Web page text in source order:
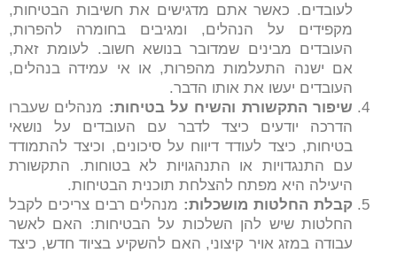
לעובדים. כאשר אתם מדגישים את חשיבות הבטיחות,
מקפידים על הנהלים, ומגיבים בחומרה להפרות,
העובדים מבינים שמדובר בנושא חשוב. לעומת זאת,
אם ישנה התעלמות מהפרות, או אי עמידה בנהלים,
העובדים יעשו את אותו הדבר.
שיפור התקשורת והשיח על בטיחות: מנהלים שעברו
הדרכה יודעים כיצד לדבר עם העובדים על נושאי
בטיחות, כיצד לעודד דיווח על סיכונים, וכיצד להתמודד
עם התנגדויות או התנהגויות לא בטוחות. התקשורת
היעילה היא מפתח להצלחת תוכנית הבטיחות.
קבלת החלטות מושכלות: מנהלים רבים צריכים לקבל
החלטות שיש להן השלכות על הבטיחות: האם לאשר
עבודה במזג אויר קיצוני, האם להשקיע בציוד חדש, כיצד